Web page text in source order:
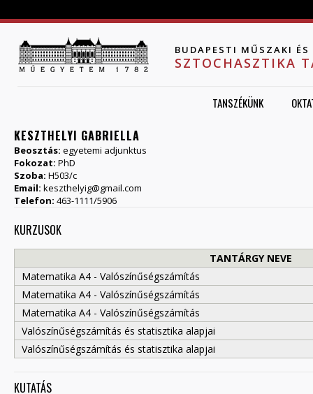
BUDAPESTI MŰSZAKI
SZTOCHASZTIKA
TANSZÉKÜNK
KESZTHELYI GABRIELLA
Beosztás: egyetemi adjunktus
Fokozat: PhD
Szoba: H503/c
Email: keszthelyig@gmail.com
Telefon: 463-1111/5906
KURZUSOK
TANTÁRGY NEVE
Matematika A4 - Valószínűségszámítás
Matematika A4 - Valószínűségszámítás
Matematika A4 - Valószínűségszámítás
Valószínűségszámítás és statisztika alapjai
Valószínűségszámítás és statisztika alapjai
KUTATÁS